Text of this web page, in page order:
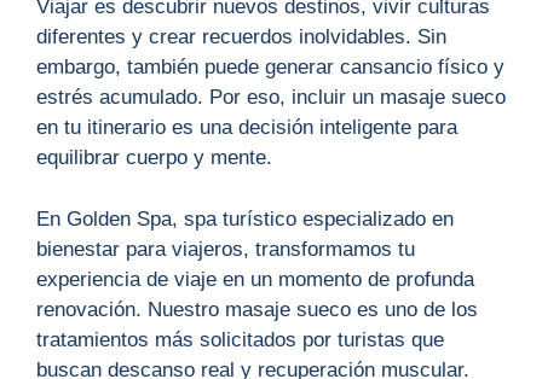
Viajar es descubrir nuevos destinos, vivir culturas
diferentes y crear recuerdos inolvidables. Sin
embargo, también puede generar cansancio físico y
estrés acumulado. Por eso, incluir un masaje sueco
en tu itinerario es una decisión inteligente para
equilibrar cuerpo y mente.
En Golden Spa, spa turístico especializado en
bienestar para viajeros, transformamos tu
experiencia de viaje en un momento de profunda
renovación. Nuestro masaje sueco es uno de los
tratamientos más solicitados por turistas que
buscan descanso real y recuperación muscular.